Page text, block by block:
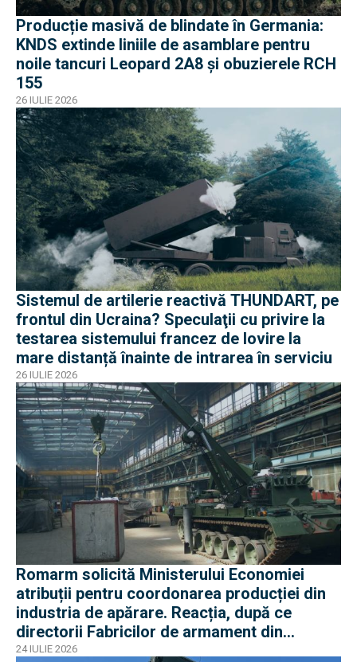
Producție masivă de blindate în Germania:
KNDS extinde liniile de asamblare pentru
noile tancuri Leopard 2A8 și obuzierele RCH
155
26 IULIE 2026
Sistemul de artilerie reactivă THUNDART, pe
frontul din Ucraina? Speculaţii cu privire la
testarea sistemului francez de lovire la
mare distanță înainte de intrarea în serviciu
26 IULIE 2026
Romarm solicită Ministerului Economiei
atribuții pentru coordonarea producției din
industria de apărare. Reacția, după ce
directorii Fabricilor de armament din
București și Plopeni au fost reținuți de DNA
24 IULIE 2026